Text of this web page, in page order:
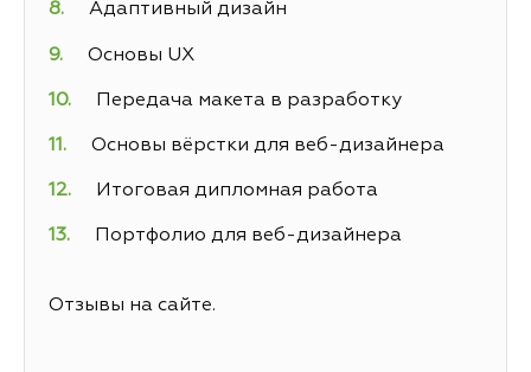
Адаптивный дизайн
Основы UX
Передача макета в разработку
Основы вёрстки для веб-дизайнера
Итоговая дипломная работа
Портфолио для веб-дизайнера
Отзывы на сайте.